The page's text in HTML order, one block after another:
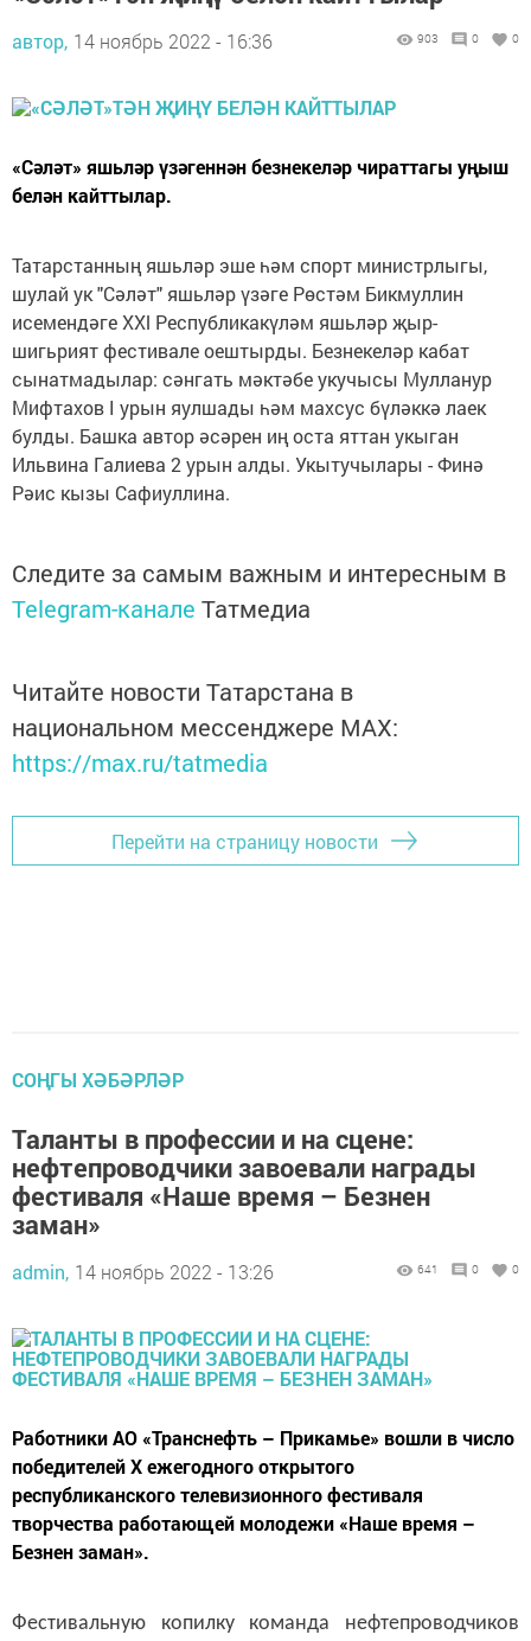
автор, 14 ноябрь 2022 - 16:36 903 0 0
«Сәләт» яшьләр үзәгеннән безнекеләр чираттагы уңыш
белән кайттылар.
Татарстанның яшьләр эше һәм спорт министрлыгы,
шулай ук "Сәләт" яшьләр үзәге Рөстәм Бикмуллин
исемендәге ХХl Республикакүләм яшьләр җыр-
шигьрият фестивале оештырды. Безнекеләр кабат
сынатмадылар: сәнгать мәктәбе укучысы Мулланур
Мифтахов I урын яулшады һәм махсус бүләккә лаек
булды. Башка автор әсәрен иң оста яттан укыган
Ильвина Галиева 2 урын алды. Укытучылары - Финә
Рәис кызы Сафиуллина.
Следите за самым важным и интересным в
Telegram-канале Татмедиа
Читайте новости Татарстана в
национальном мессенджере MАХ:
https://max.ru/tatmedia
Перейти на страницу новости
СОҢГЫ ХӘБӘРЛӘР
Таланты в профессии и на сцене:
нефтепроводчики завоевали награды
фестиваля «Наше время – Безнен
заман»
admin, 14 ноябрь 2022 - 13:26 641 0 0
​​​​​​​Работники АО «Транснефть – Прикамье» вошли в число
победителей X ежегодного открытого
республиканского телевизионного фестиваля
творчества работающей молодежи «Наше время –
Безнен заман».
Фестивальную копилку команда нефтепроводчиков